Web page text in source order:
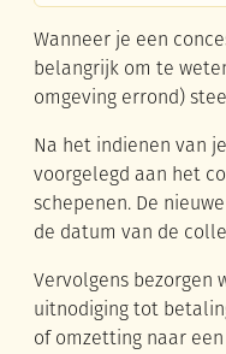
Wanneer je een
belangrijk om te
omgeving errond)
Na het indienen van
voorgelegd aan het
schepenen. De
de datum van de
Vervolgens bezorgen
uitnodiging tot
of omzetting naar